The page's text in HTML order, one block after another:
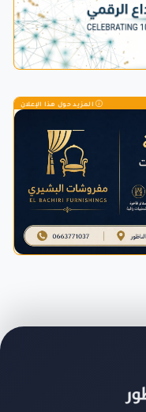
المزيد حول هذا الإعلان